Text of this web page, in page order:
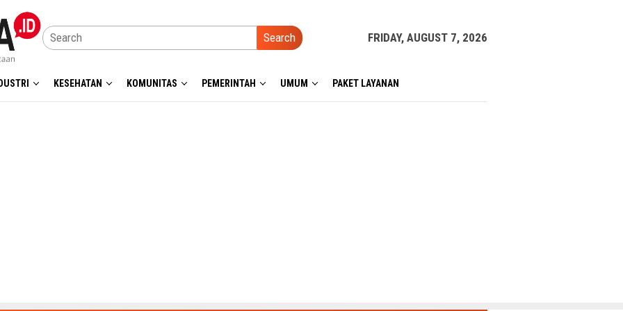
Search FRIDAY, AUGUST 7, 2026
KESEHATAN KOMUNITAS PEMERINTAH UMUM PAKET LAYANAN